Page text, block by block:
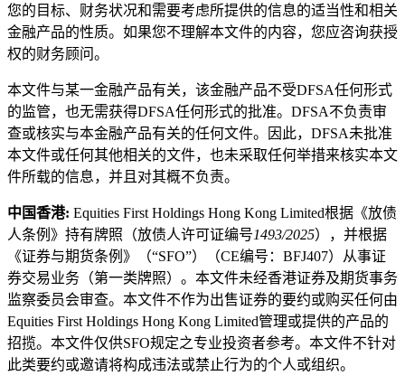
您的目标、财务状况和需要考虑所提供的信息的适当性和相关
金融产品的性质。如果您不理解本文件的内容，您应咨询获授
权的财务顾问。
本文件与某一金融产品有关，该金融产品不受DFSA任何形式
的监管，也无需获得DFSA任何形式的批准。DFSA不负责审
查或核实与本金融产品有关的任何文件。因此，DFSA未批准
本文件或任何其他相关的文件，也未采取任何举措来核实本文
件所载的信息，并且对其概不负责。
中国香港: Equities First Holdings Hong Kong Limited根据《放债
人条例》持有牌照（放债人许可证编号1493/2025），并根据
《证券与期货条例》（“SFO”）（CE编号：BFJ407）从事证
券交易业务（第一类牌照）。本文件未经香港证券及期货事务
监察委员会审查。本文件不作为出售证券的要约或购买任何由
Equities First Holdings Hong Kong Limited管理或提供的产品的
招揽。本文件仅供SFO规定之专业投资者参考。本文件不针对
此类要约或邀请将构成违法或禁止行为的个人或组织。